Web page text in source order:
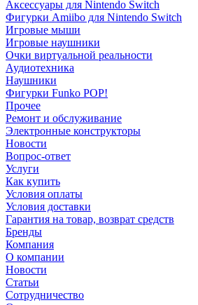
Аксессуары для Nintendo Switch
Фигурки Amiibo для Nintendo Switch
Игровые мыши
Игровые наушники
Очки виртуальной реальности
Аудиотехника
Наушники
Фигурки Funko POP!
Прочее
Ремонт и обслуживание
Электронные конструкторы
Новости
Вопрос-ответ
Услуги
Как купить
Условия оплаты
Условия доставки
Гарантия на товар, возврат средств
Бренды
Компания
О компании
Новости
Статьи
Сотрудничество